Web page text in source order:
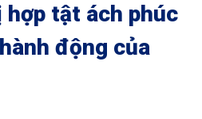
hợp tật ách phúc
động của